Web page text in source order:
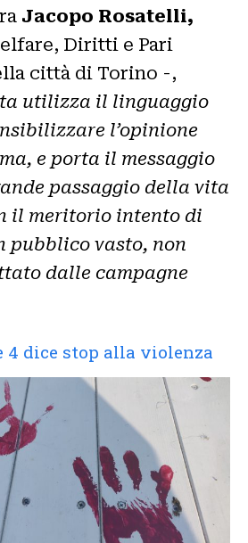
Jacopo Rosatelli,
Diritti e Pari
città di Torino -,
utilizza il linguaggio
l’opinione
e porta il messaggio
passaggio della vita
il meritorio intento di
pubblico vasto, non
dalle campagne
4 dice stop alla violenza